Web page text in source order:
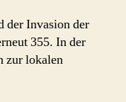
der Invasion der
355. In der
zur lokalen